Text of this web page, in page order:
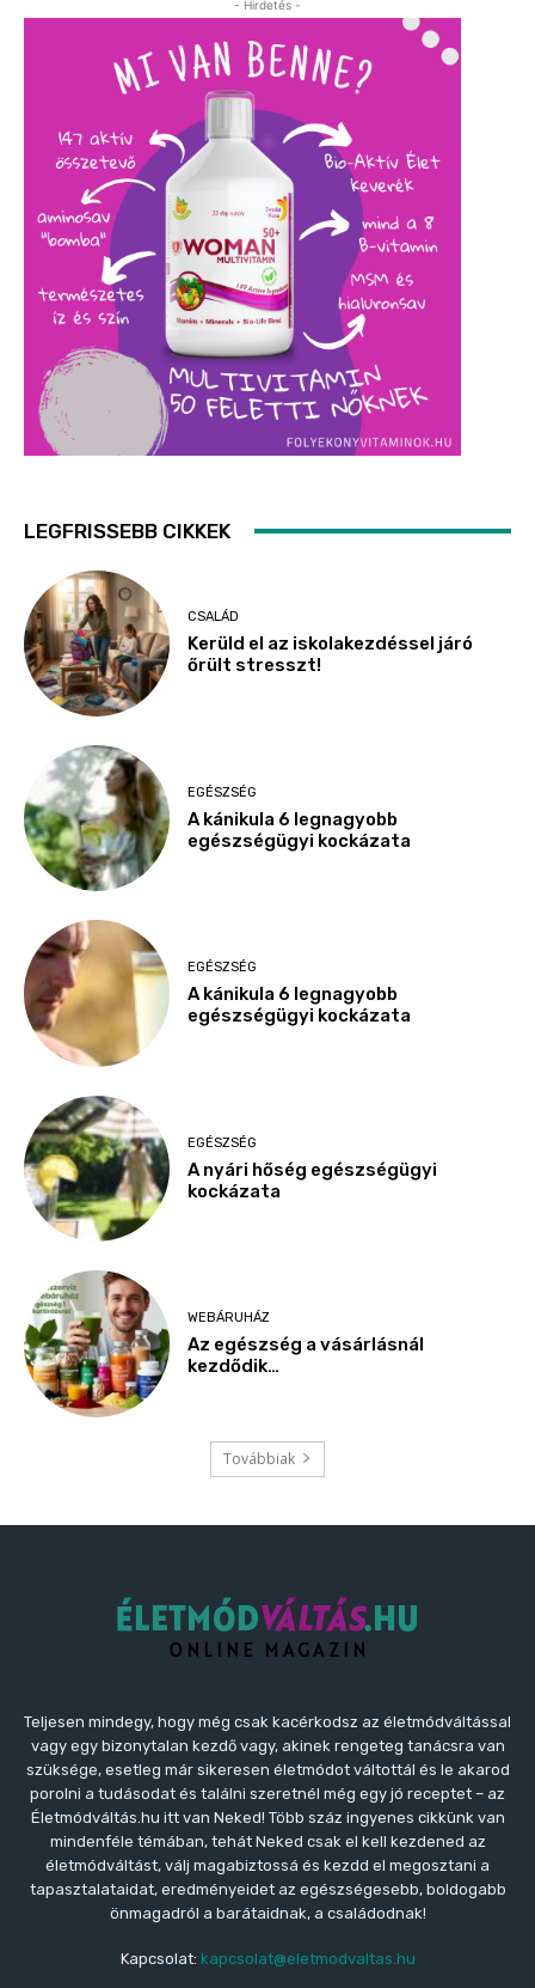
Teljesen mindegy, hogy még csak kacérkodsz az életmódváltással
vagy egy bizonytalan kezdő vagy, akinek rengeteg tanácsra van
szüksége, esetleg már sikeresen életmódot váltottál és le akarod
porolni a tudásodat és találni szeretnél még egy jó receptet – az
Életmódváltás.hu itt van Neked! Több száz ingyenes cikkünk van
mindenféle témában, tehát Neked csak el kell kezdened az
életmódváltást, válj magabiztossá és kezdd el megosztani a
tapasztalataidat, eredményeidet az egészségesebb, boldogabb
önmagadról a barátaidnak, a családodnak!
Kapcsolat: kapcsolat@eletmodvaltas.hu